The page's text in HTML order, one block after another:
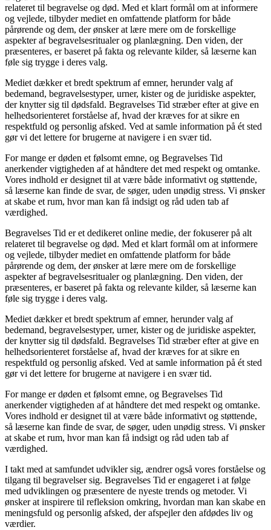
relateret til begravelse og død. Med et klart formål om at informere
og vejlede, tilbyder mediet en omfattende platform for både
pårørende og dem, der ønsker at lære mere om de forskellige
aspekter af begravelsesritualer og planlægning. Den viden, der
præsenteres, er baseret på fakta og relevante kilder, så læserne kan
føle sig trygge i deres valg.
Mediet dækker et bredt spektrum af emner, herunder valg af
bedemand, begravelsestyper, urner, kister og de juridiske aspekter,
der knytter sig til dødsfald. Begravelses Tid stræber efter at give en
helhedsorienteret forståelse af, hvad der kræves for at sikre en
respektfuld og personlig afsked. Ved at samle information på ét sted
gør vi det lettere for brugerne at navigere i en svær tid.
For mange er døden et følsomt emne, og Begravelses Tid
anerkender vigtigheden af at håndtere det med respekt og omtanke.
Vores indhold er designet til at være både informativt og støttende,
så læserne kan finde de svar, de søger, uden unødig stress. Vi ønsker
at skabe et rum, hvor man kan få indsigt og råd uden tab af
værdighed.
Begravelses Tid er et dedikeret online medie, der fokuserer på alt
relateret til begravelse og død. Med et klart formål om at informere
og vejlede, tilbyder mediet en omfattende platform for både
pårørende og dem, der ønsker at lære mere om de forskellige
aspekter af begravelsesritualer og planlægning. Den viden, der
præsenteres, er baseret på fakta og relevante kilder, så læserne kan
føle sig trygge i deres valg.
Mediet dækker et bredt spektrum af emner, herunder valg af
bedemand, begravelsestyper, urner, kister og de juridiske aspekter,
der knytter sig til dødsfald. Begravelses Tid stræber efter at give en
helhedsorienteret forståelse af, hvad der kræves for at sikre en
respektfuld og personlig afsked. Ved at samle information på ét sted
gør vi det lettere for brugerne at navigere i en svær tid.
For mange er døden et følsomt emne, og Begravelses Tid
anerkender vigtigheden af at håndtere det med respekt og omtanke.
Vores indhold er designet til at være både informativt og støttende,
så læserne kan finde de svar, de søger, uden unødig stress. Vi ønsker
at skabe et rum, hvor man kan få indsigt og råd uden tab af
værdighed.
I takt med at samfundet udvikler sig, ændrer også vores forståelse og
tilgang til begravelser sig. Begravelses Tid er engageret i at følge
med udviklingen og præsentere de nyeste trends og metoder. Vi
ønsker at inspirere til refleksion omkring, hvordan man kan skabe en
meningsfuld og personlig afsked, der afspejler den afdødes liv og
værdier.